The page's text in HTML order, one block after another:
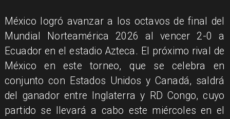
México logró avanzar a los octavos de final del
Mundial Norteamérica 2026 al vencer 2-0 a
Ecuador en el estadio Azteca. El próximo rival de
México en este torneo, que se celebra en
conjunto con Estados Unidos y Canadá, saldrá
del ganador entre Inglaterra y RD Congo, cuyo
partido se llevará a cabo este miércoles en el